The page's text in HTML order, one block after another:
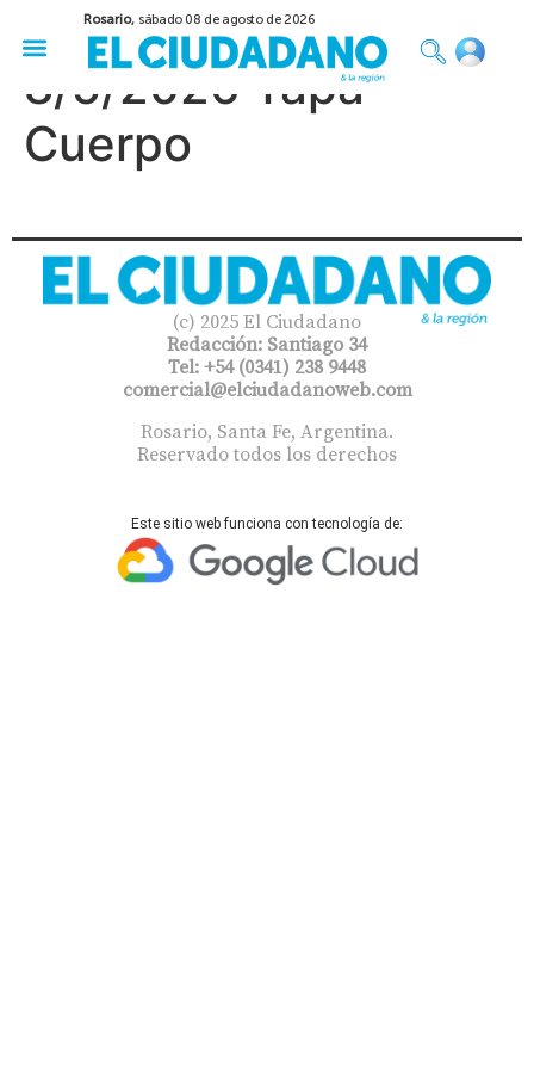
Rosario, sábado 08 de agosto de 2026
8/5/2026 Tapa
Cuerpo
(c) 2025 El Ciudadano
Redacción: Santiago 34
Tel: +54 (0341) 238 9448
comercial@elciudadanoweb.com​
Rosario, Santa Fe, Argentina.
Reservado todos los derechos
Este sitio web funciona con tecnología de: